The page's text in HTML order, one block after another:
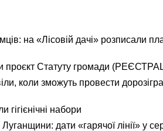
на «Лісовій дачі» розписали
проєкт Статуту громади
коли зможуть провести
набори
дати «гарячої лінії» у